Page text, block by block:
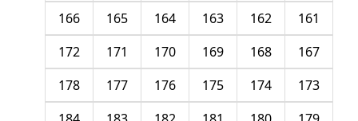
161
162
163
164
165
166
167
168
169
170
171
172
173
174
175
176
177
178